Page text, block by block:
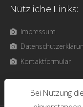
Nützliche Links:
Impressum
Kontaktformular
Bei Nutzung